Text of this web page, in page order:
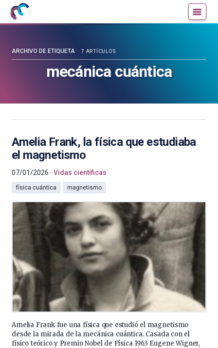
Mujeres
con
blog
mecánica cuántica
ARCHIVO DE ETIQUETA 7 ARTÍCULOS
Amelia Frank, la física que estudiaba
el magnetismo
07/01/2026 Vidas científicas
física cuántica magnetismo
Amelia Frank fue una física que estudió el magnetismo
desde la mirada de la mecánica cuántica. Casada con el
físico teórico y Premio Nobel de Física 1963 Eugene Wigner,